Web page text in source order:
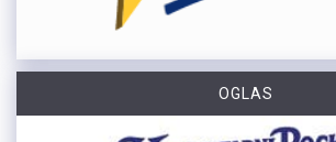
OGLAS